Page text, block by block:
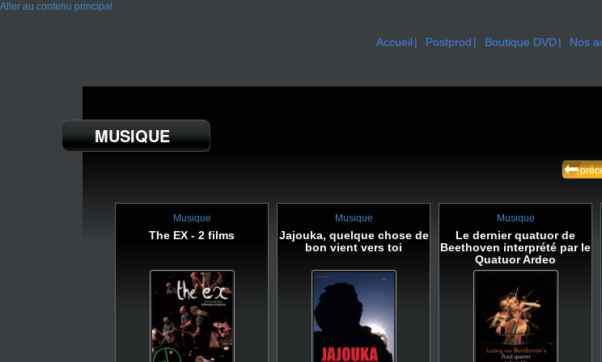
Aller au contenu principal
Accueil Postprod Boutique DVD Nos
MUSIQUE
Musique
The EX - 2 films
Musique
Jajouka, quelque chose de
bon vient vers toi
Musique
Le dernier quatuor de
Beethoven interprété par le
Quatuor Ardeo